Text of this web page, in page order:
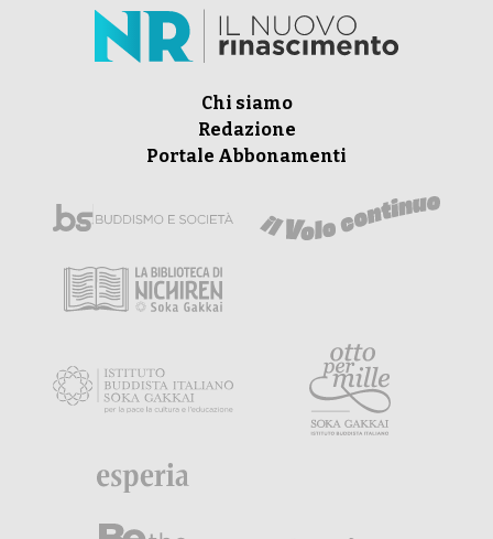
Chi siamo
Redazione
Portale Abbonamenti